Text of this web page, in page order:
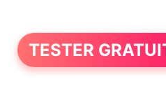
TESTER